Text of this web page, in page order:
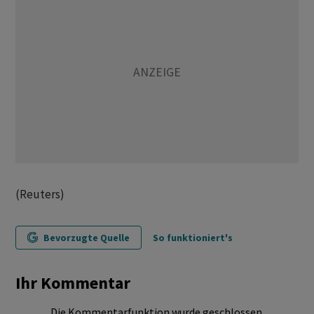
(Reuters)
Bevorzugte Quelle So funktioniert's
Ihr Kommentar